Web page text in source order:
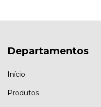
Departamentos
Início
Produtos